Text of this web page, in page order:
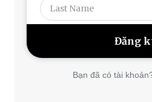
Bạn đã có tài